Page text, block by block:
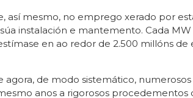
así mesmo, no emprego xerado por
instalación e mantemento. Cada
en ao redor de 2.500 millóns
agora, de modo sistemático,
anos a rigorosos procedementos